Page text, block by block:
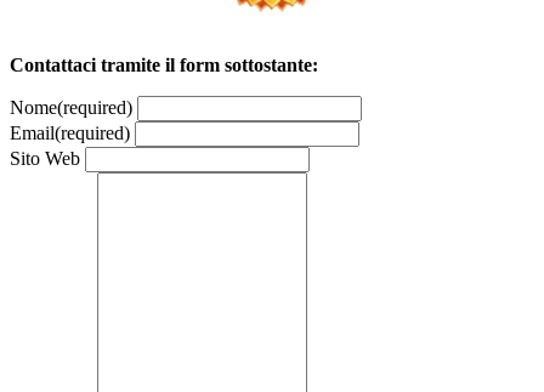
Contattaci tramite il form sottostante:
Nome(required)
Email(required)
Sito Web